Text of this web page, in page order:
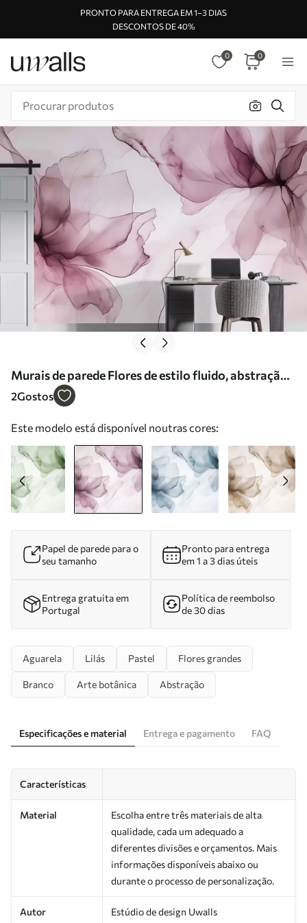
PRONTO PARA ENTREGA EM 1–3 DIAS
DESCONTOS DE 40%
0 0
Murais de parede Flores de estilo fluido, abstração
2Gostos
Este modelo está disponível noutras cores:
Papel de parede para o
seu tamanho
Pronto para entrega
em 1 a 3 dias úteis
Entrega gratuita em
Portugal
Política de reembolso
de 30 dias
Aguarela Lilás Pastel Flores grandes
Branco Arte botânica Abstração
Especificações e material Entrega e pagamento FAQ
Características
Material
Escolha entre três materiais de alta
qualidade, cada um adequado a
diferentes divisões e orçamentos. Mais
informações disponíveis abaixo ou
durante o processo de personalização.
Autor Estúdio de design Uwalls